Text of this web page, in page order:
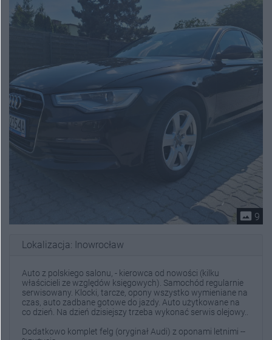
photo_size_select_actual 9
Lokalizacja: Inowrocław
Auto z polskiego salonu, - kierowca od nowości (kilku
właścicieli ze względów księgowych). Samochód regularnie
serwisowany. Klocki, tarcze, opony wszystko wymieniane na
czas, auto zadbane gotowe do jazdy. Auto użytkowane na
co dzień. Na dzień dzisiejszy trzeba wykonać serwis olejowy..
Dodatkowo komplet felg (oryginał Audi) z oponami letnimi --